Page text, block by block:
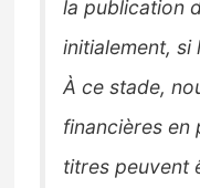
la publication
initialement, si
À ce stade,
financières en
titres peuvent